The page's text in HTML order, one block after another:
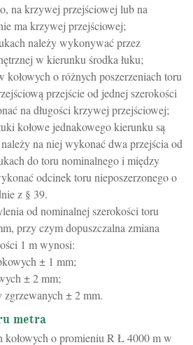
na krzywej przejściowej lub na
ma krzywej przejściowej;
należy wykonywać przez
w kierunku środka łuku;
kołowych o różnych poszerzeniach toru
przejście od jednej szerokości
na długości krzywej przejściowej;
kołowe jednakowego kierunku są
na niej wykonać dwa przejścia od
do toru nominalnego i między
odcinek toru nieposzerzonego o
z § 39.
od nominalnej szerokości toru
przy czym dopuszczalna zmiana
1 m wynosi:
± 1 mm;
± 2 mm;
zgrzewanych ± 2 mm.
metra
kołowych o promieniu R Ł 4000 m w